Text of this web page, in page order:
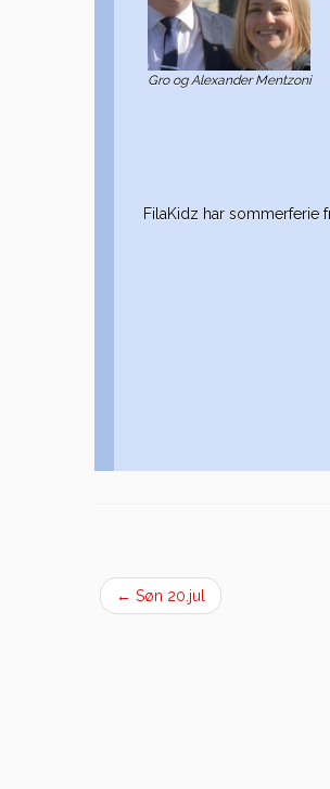
Gro og Alexander Mentzoni
FilaKidz har sommerferie
← Søn 20.jul